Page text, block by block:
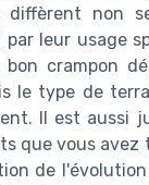
diffèrent non
par leur usage
crampon
le type de
Il est aussi
que vous avez
de